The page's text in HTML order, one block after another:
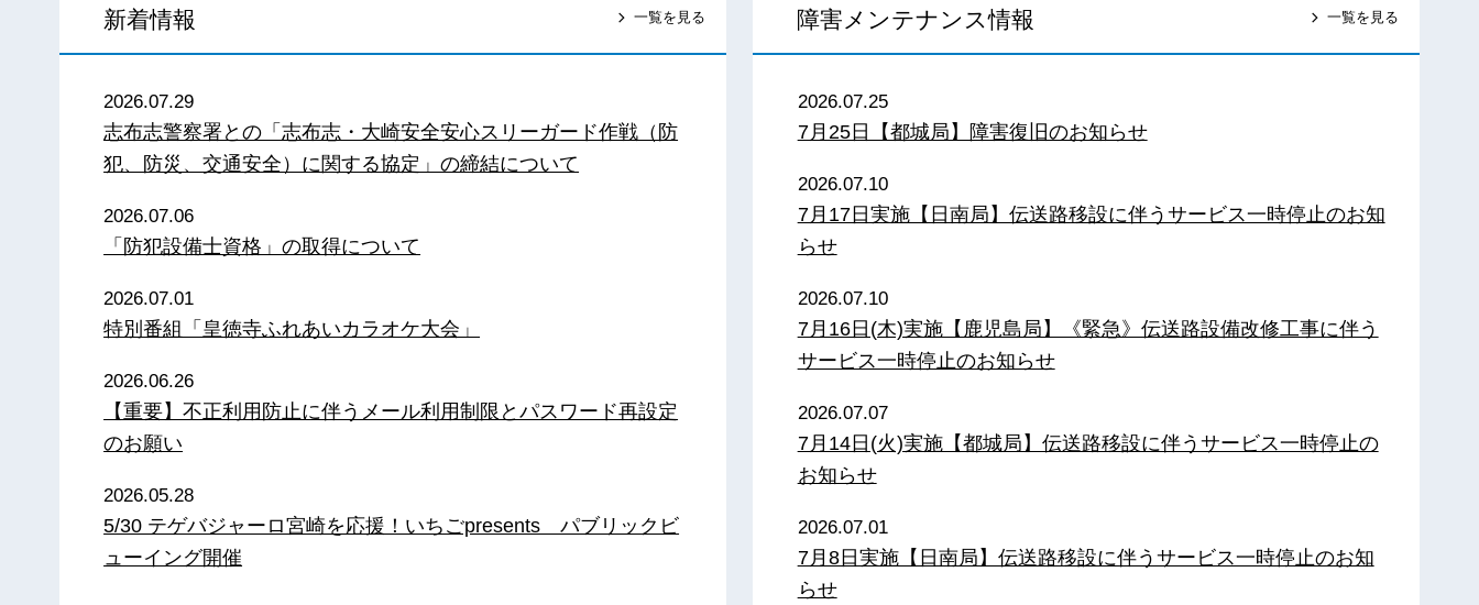
新着情報 一覧を見る
2026.07.29
志布志警察署との「志布志・大崎安全安心スリーガード作戦（防
犯、防災、交通安全）に関する協定」の締結について
2026.07.06
「防犯設備士資格」の取得について
2026.07.01
特別番組「皇徳寺ふれあいカラオケ大会」
2026.06.26
【重要】不正利用防止に伴うメール利用制限とパスワード再設定
のお願い
2026.05.28
5/30 テゲバジャーロ宮崎を応援！いちごpresents パブリックビ
ューイング開催
障害メンテナンス情報 一覧を見る
2026.07.25
7月25日【都城局】障害復旧のお知らせ
2026.07.10
7月17日実施【日南局】伝送路移設に伴うサービス一時停止のお知
らせ
2026.07.10
7月16日(木)実施【鹿児島局】《緊急》伝送路設備改修工事に伴う
サービス一時停止のお知らせ
2026.07.07
7月14日(火)実施【都城局】伝送路移設に伴うサービス一時停止の
お知らせ
2026.07.01
7月8日実施【日南局】伝送路移設に伴うサービス一時停止のお知
らせ